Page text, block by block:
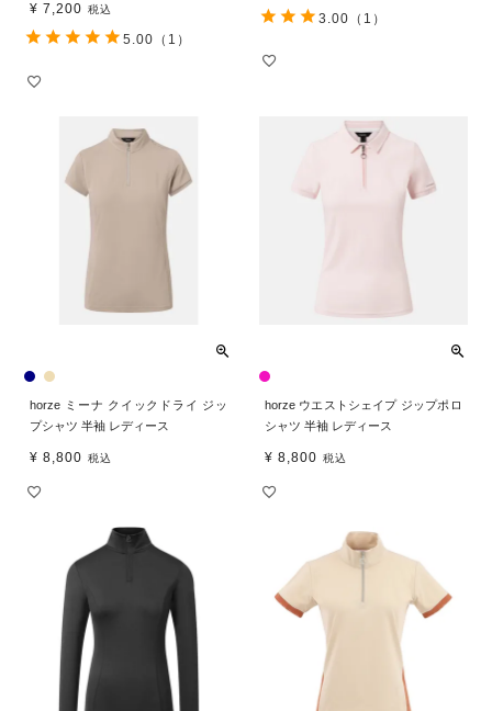
¥ 7,200 税込
5.00 （1）
3.00 （1）
horze ミーナ クイックドライ ジッ
プシャツ 半袖 レディース
¥ 8,800 税込
horze ウエストシェイプ ジップポロ
シャツ 半袖 レディース
¥ 8,800 税込